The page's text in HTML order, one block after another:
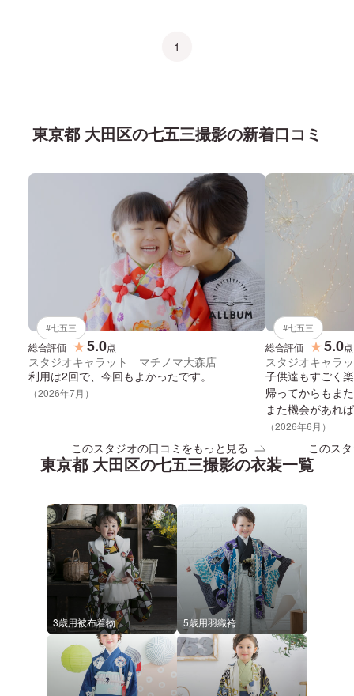
1
東京都 大田区の七五三撮影の新着口コミ
#七五三
総合評価 ★5.0点
スタジオキャラット マチノマ大森店
利用は2回で、今回もよかったです。
（2026年7月）
このスタジオの口コミをもっと見る
#七五三
総合評価 ★5.0点
スタジオキャラ
子供達もすごく
帰ってからもま
また機会があれ
（2026年6月）
このス
東京都 大田区の七五三撮影の衣装一覧
3歳用被布着物 5歳用羽織袴